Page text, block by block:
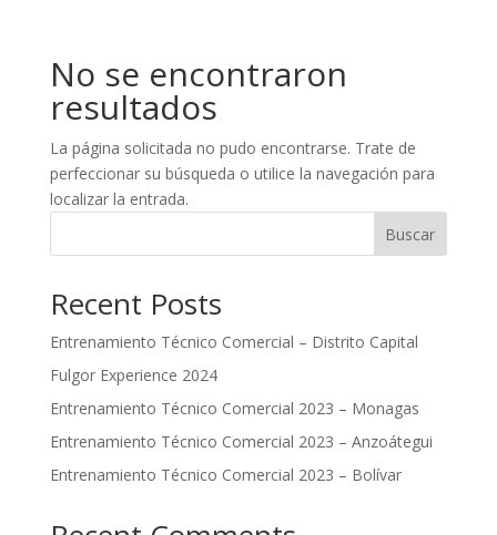
No se encontraron
resultados
La página solicitada no pudo encontrarse. Trate de
perfeccionar su búsqueda o utilice la navegación para
localizar la entrada.
Buscar
Recent Posts
Entrenamiento Técnico Comercial – Distrito Capital
Fulgor Experience 2024
Entrenamiento Técnico Comercial 2023 – Monagas
Entrenamiento Técnico Comercial 2023 – Anzoátegui
Entrenamiento Técnico Comercial 2023 – Bolívar